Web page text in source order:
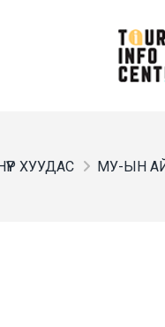
ХУУДАС МУ-ЫН